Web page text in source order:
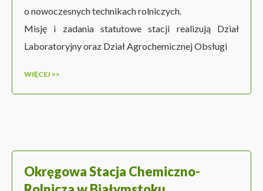
o nowoczesnych technikach rolniczych.
Misję i zadania statutowe stacji realizują Dział
Laboratoryjny oraz Dział Agrochemicznej Obsługi
WIĘCEJ >>
Okręgowa Stacja Chemiczno-